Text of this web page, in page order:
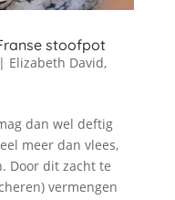
stoofpot
| Elizabeth David,
dan wel deftig
meer dan vlees,
Door dit zacht te
vermengen